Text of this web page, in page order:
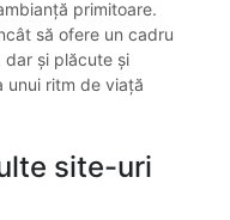
primitoare.
să ofere un cadru
dar și plăcute și
unui ritm de viață
site-uri